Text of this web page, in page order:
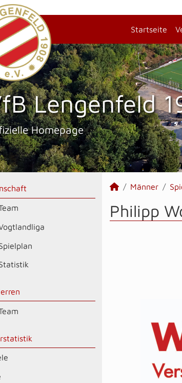
Startseite
Lengenfeld
Homepage
Männer
Philipp